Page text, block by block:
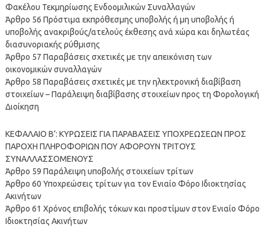
Φακέλου Τεκμηρίωσης Ενδοομιλικών Συναλλαγών
Άρθρο 56 Πρόστιμα εκπρόθεσμης υποβολής ή μη υποβολής ή
υποβολής ανακριβούς/ατελούς έκθεσης ανά χώρα και δηλωτέας
διασυνοριακής ρύθμισης
Άρθρο 57 Παραβάσεις σχετικές με την απεικόνιση των
οικονομικών συναλλαγών
Άρθρο 58 Παραβάσεις σχετικές με την ηλεκτρονική διαβίβαση
στοιχείων – Παράλειψη διαβίβασης στοιχείων προς τη Φορολογική
Διοίκηση
ΚΕΦΑΛΑΙΟ Β’: ΚΥΡΩΣΕΙΣ ΓΙΑ ΠΑΡΑΒΑΣΕΙΣ ΥΠΟΧΡΕΩΣΕΩΝ ΠΡΟΣ
ΠΑΡΟΧΗ ΠΛΗΡΟΦΟΡΙΩΝ ΠΟΥ ΑΦΟΡΟΥΝ ΤΡΙΤΟΥΣ
ΣΥΝΑΛΛΑΣΣΟΜΕΝΟΥΣ
Άρθρο 59 Παράλειψη υποβολής στοιχείων τρίτων
Άρθρο 60 Υποχρεώσεις τρίτων για τον Ενιαίο Φόρο Ιδιοκτησίας
Ακινήτων
Άρθρο 61 Χρόνος επιβολής τόκων και προστίμων στον Ενιαίο Φόρο
Ιδιοκτησίας Ακινήτων